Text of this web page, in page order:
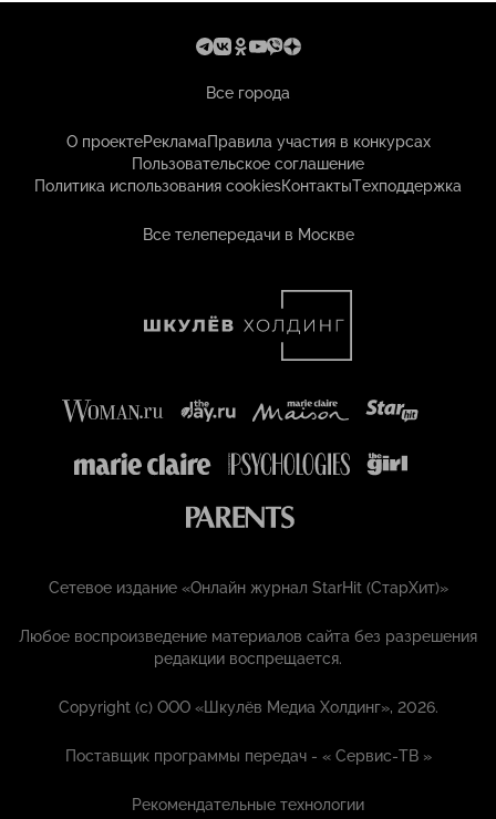
Все города
О проектеРекламаПравила участия в конкурсах
Пользовательское соглашение
Политика использования cookiesКонтактыТехподдержка
Все телепередачи в Москве
Сетевое издание «Онлайн журнал StarHit (СтарХит)»
Любое воспроизведение материалов сайта без разрешения
редакции воспрещается.
Copyright (с) ООО «Шкулёв Медиа Холдинг», 2026.
Поставщик программы передач - «Сервис-ТВ »
Рекомендательные технологии